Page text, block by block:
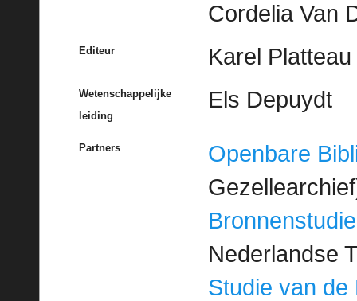
Cordelia Van
Editeur Karel Platteau
Wetenschappelijke
leiding
Els Depuydt
Partners
Openbare
Bronnenstudie
Nederlandse
Studie van de